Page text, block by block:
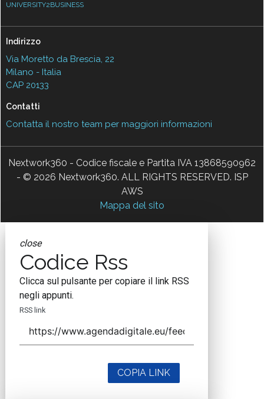
UNIVERSITY2BUSINESS
Indirizzo
Via Moretto da Brescia, 22
Milano - Italia
CAP 20133
Contatti
Contatta il nostro team per maggiori informazioni
Nextwork360 - Codice fiscale e Partita IVA 13868590962
- © 2026 Nextwork360. ALL RIGHTS RESERVED. ISP
AWS
Mappa del sito
close
Codice Rss
Clicca sul pulsante per copiare il link RSS
negli appunti.
RSS link
COPIA LINK